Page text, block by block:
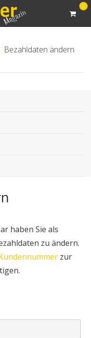
0
Bezahldaten ändern
haben Sie als
zu ändern.
zur